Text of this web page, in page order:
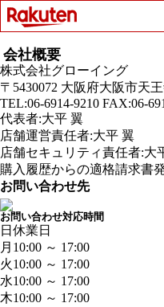
会社概要
株式会社グローイング
〒5430072 大阪府大阪市天
TEL:06-6914-9210 FAX:06-
代表者:大平 翼
店舗運営責任者:大平 翼
店舗セキュリティ責任者:大
購入履歴からの適格請求書
お問い合わせ先
お問い合わせ対応時間
日 休業日
月 10:00 ～ 17:00
火10:00 ～ 17:00
水10:00 ～ 17:00
木10:00 ～ 17:00